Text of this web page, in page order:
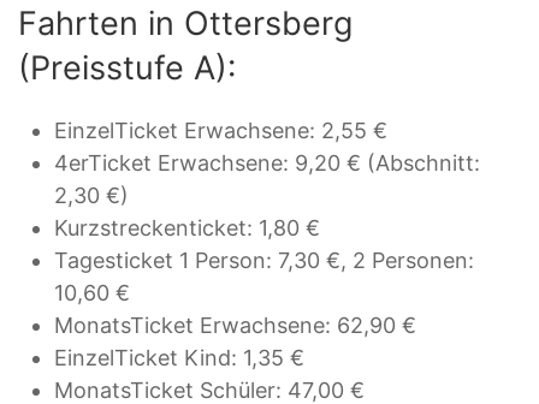
Fahrten in Ottersberg
(Preisstufe A):
EinzelTicket Erwachsene: 2,55 €
4erTicket Erwachsene: 9,20 € (Abschnitt:
2,30 €)
Kurzstreckenticket: 1,80 €
Tagesticket 1 Person: 7,30 €, 2 Personen:
10,60 €
MonatsTicket Erwachsene: 62,90 €
EinzelTicket Kind: 1,35 €
MonatsTicket Schüler: 47,00 €